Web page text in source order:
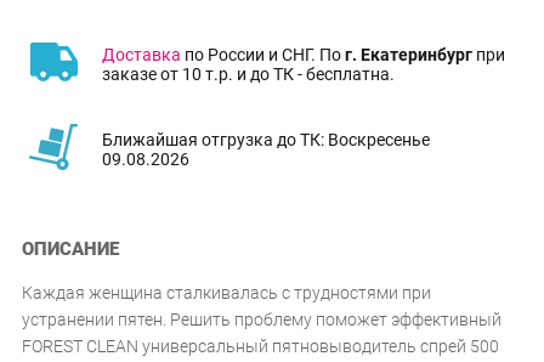
Доставка по России и СНГ. Пог. Екатеринбург при
заказе от 10 т.р. и до ТК - бесплатна.
Ближайшая отгрузка до ТК: Воскресенье
09.08.2026
ОПИСАНИЕ
Каждая женщина сталкивалась с трудностями при
устранении пятен. Решить проблему поможет эффективный
FOREST CLEAN универсальный пятновыводитель спрей 500